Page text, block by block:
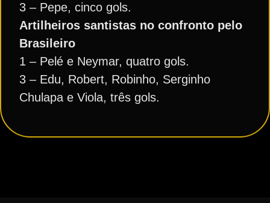
3 – Pepe, cinco gols.
Artilheiros santistas no confronto pelo
Brasileiro
1 – Pelé e Neymar, quatro gols.
3 – Edu, Robert, Robinho, Serginho
Chulapa e Viola, três gols.